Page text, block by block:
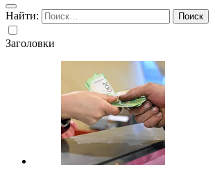
Найти:
Заголовки